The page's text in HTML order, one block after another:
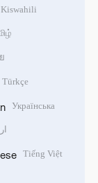
Kiswahili
Türkçe
Українська
Tiếng Việt